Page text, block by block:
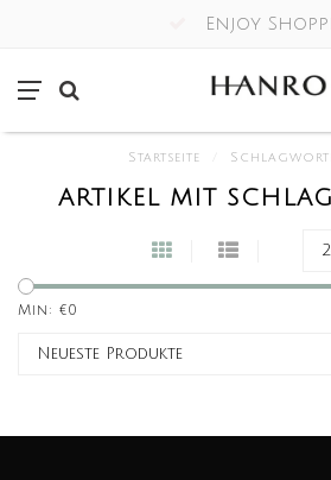
Enjoy
Startseite
ARTIKEL MIT
Min: €0